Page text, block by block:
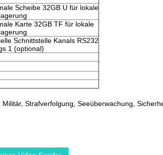
Scheibe 32GB U für lokale
Karte 32GB TF für lokale
Schnittstelle Kanals RS232
1 (optional)
Strafverfolgung, Seeüberwachung,